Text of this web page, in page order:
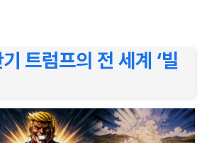
트럼프의 전 세계 ‘빌